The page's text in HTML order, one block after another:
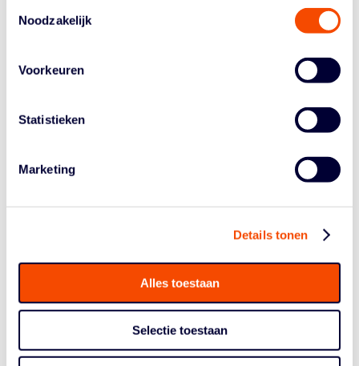
Noodzakelijk
Voorkeuren
Statistieken
Marketing
Details tonen
Alles toestaan
Selectie toestaan
gebeurd, kun je tussen 10 en 14 november via dezelfde
pagina het ondersteuningsbudget aanvragen.
Meer informatie en de voorwaarden zijn te vinden op
clubbase.sport.nl
. Aanvragen kan alleen binnen de
Historie
Algemene Vergadering
Bestuur En Commissies
Reglementen